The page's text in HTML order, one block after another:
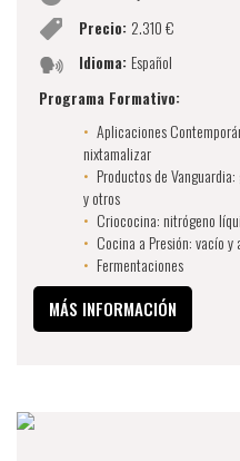
Precio: 2.310 €
Idioma: Español
Programa Formativo:
Aplicaciones
nixtamalizar
Productos de
y otros
Criococina: nitrógeno
Cocina a Presión: vacío y
Fermentaciones
MÁS INFORMACIÓN